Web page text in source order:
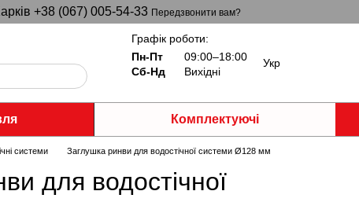
+38 (067) 005-54-33 Передзвонити вам?
Графік роботи:
Пн-Пт
09:00–18:00
Сб-Нд
Вихідні
Укр
Комплектуючі
системи Заглушка ринви для водостічної системи Ø128 мм
для водостічної